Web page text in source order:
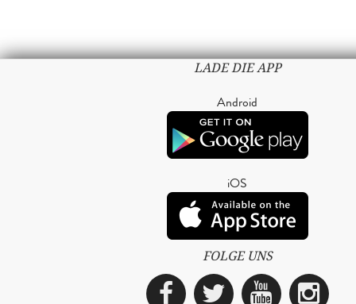
LADE DIE APP
Android
iOS
FOLGE UNS
Facebook
Twitter